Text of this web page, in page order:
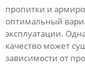
пропитки и
оптимальный
эксплуатации.
качество может
зависимости от